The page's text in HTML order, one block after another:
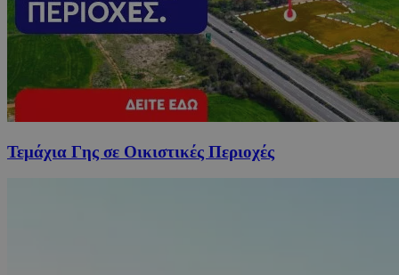
Τεμάχια Γης σε Οικιστικές Περιοχές